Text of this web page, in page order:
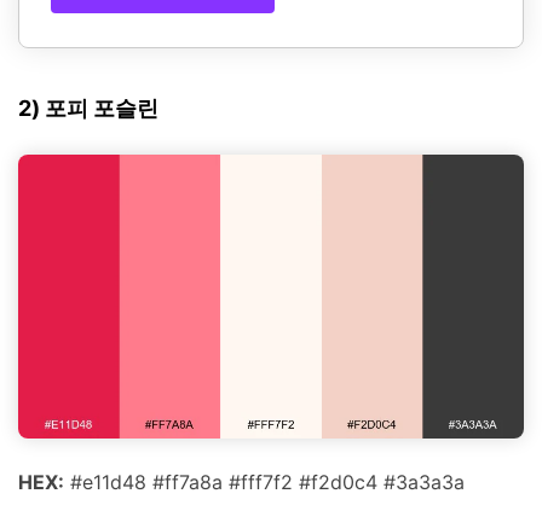
2) 포피 포슬린
HEX: #e11d48 #ff7a8a #fff7f2 #f2d0c4 #3a3a3a